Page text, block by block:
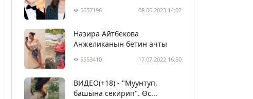
5657196 08.06.2023 14:02
Назира Айтбекова
Анжеликанын бетин ачты
5553410 17.07.2022 16:50
ВИДЕО(+18) - "Муунтуп,
башына секирип". Өс...